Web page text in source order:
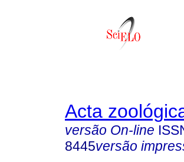
Acta
versão On-line
8445versão